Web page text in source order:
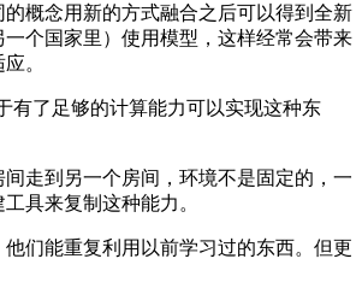
概念用新的方式融合之后可以得到全新
个国家里）使用模型，这样经常会带来
。
了足够的计算能力可以实现这种东
走到另一个房间，环境不是固定的，一
具来复制这种能力。
们能重复利用以前学习过的东西。但更